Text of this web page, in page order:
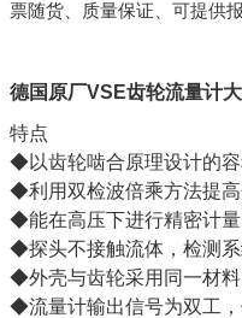
票随货、质量保证、可提供
德国原厂VSE齿轮流量计
特点
◆以齿轮啮合原理设计的
◆利用双检波倍乘方法提
◆能在高压下进行精密计量
◆探头不接触流体，检测
◆外壳与齿轮采用同一材
◆流量计输出信号为双工